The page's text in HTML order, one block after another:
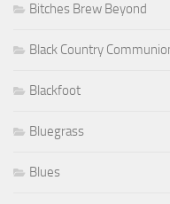
Bitches Brew Beyond
Black Country
Blackfoot
Bluegrass
Blues